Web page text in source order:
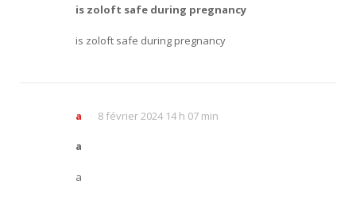
is zoloft safe during pregnancy
is zoloft safe during pregnancy
a 8 février 2024 14 h 07 min
a
a